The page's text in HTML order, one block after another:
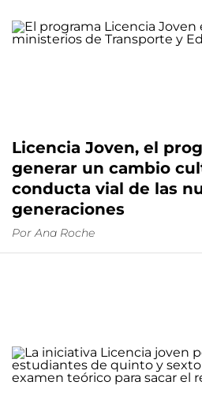
Licencia Joven, el
generar un cambio
conducta vial de las
generaciones
Por Ana Roche